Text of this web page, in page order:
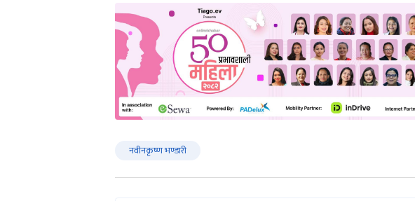
नवीनकृष्ण भण्डारी